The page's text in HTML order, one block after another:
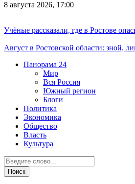
8 августа 2026, 17:00
Учёные рассказали, где в Ростове
Август в Ростовской области: зной,
Панорама 24
Мир
Вся Россия
Южный регион
Блоги
Политика
Экономика
Общество
Власть
Культура